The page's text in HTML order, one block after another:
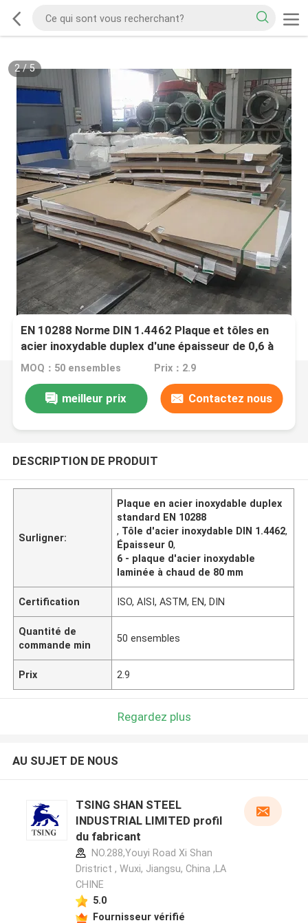
2/5
EN 10288 Norme DIN 1.4462 Plaque et tôles en
acier inoxydable duplex d'une épaisseur de 0,6 à
80 mm
MOQ：50 ensembles Prix：2.9
meilleur prix Contactez nous
DESCRIPTION DE PRODUIT
Surligner:
Plaque en acier inoxydable duplex
standard EN 10288
, Tôle d'acier inoxydable DIN 1.4462,
Épaisseur 0,
6 - plaque d'acier inoxydable
laminée à chaud de 80 mm
Certification ISO, AISI, ASTM, EN, DIN
Quantité de
commande min
50 ensembles
Prix 2.9
Regardez plus
AU SUJET DE NOUS
TSING SHAN STEEL
INDUSTRIAL LIMITED profil
du fabricant
NO.288,Youyi Road Xi Shan
Dristrict , Wuxi, Jiangsu, China ,LA
CHINE
5.0
Fournisseur vérifié